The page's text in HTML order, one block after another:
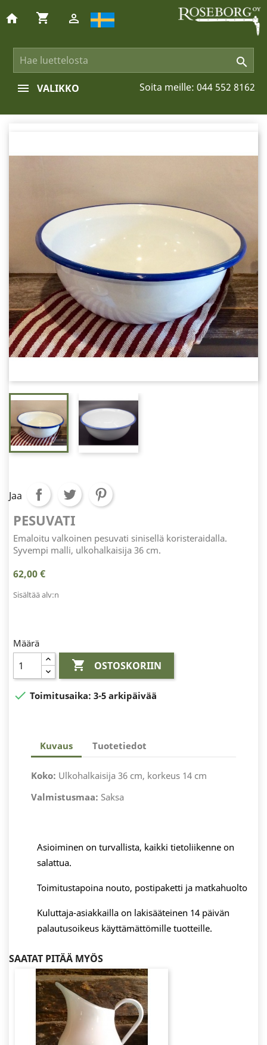

home shopping_cart 
Soita meille: 044 552 8162
VALIKKO
Jaa
PESUVATI
Emaloitu valkoinen pesuvati sinisellä koristeraidalla.
Syvempi malli, ulkohalkaisija 36 cm.
62,00 €
Sisältää alv:n
Määrä
 OSTOSKORIIN
 Toimitusaika: 3-5 arkipäivää
Kuvaus Tuotetiedot
Koko: Ulkohalkaisija 36 cm, korkeus 14 cm
Valmistusmaa: Saksa
Asioiminen on turvallista, kaikki tietoliikenne on
salattua.
Toimitustapoina nouto, postipaketti ja matkahuolto
Kuluttaja-asiakkailla on lakisääteinen 14 päivän
palautusoikeus käyttämättömille tuotteille.
SAATAT PITÄÄ MYÖS